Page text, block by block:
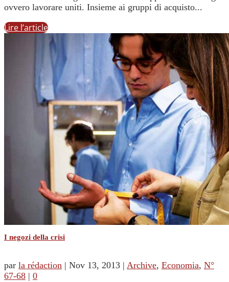
ovvero lavorare uniti. Insieme ai gruppi di acquisto...
Lire l’article
I negozi della crisi
par la rédaction | Nov 13, 2013 | Archive, Economia, N°
67-68 | 0